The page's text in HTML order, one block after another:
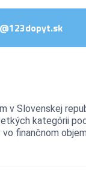
v Slovenskej
kategórii
finančnom